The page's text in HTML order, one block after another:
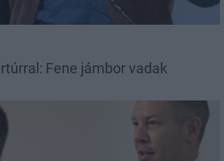
Fene jámbor vadak